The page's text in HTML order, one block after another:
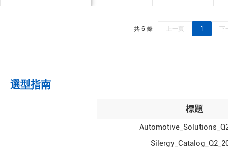
共 6 條 上一頁 1 下
選型指南
標題